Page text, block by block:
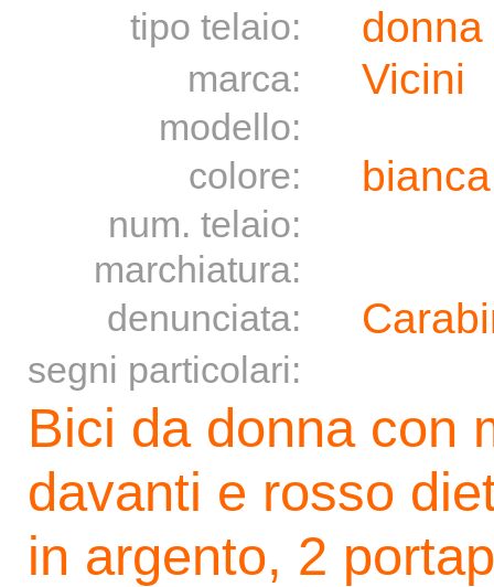
tipo telaio: donna
marca: Vicini
modello:
colore:
num. telaio:
marchiatura:
denunciata:
segni particolari:
Bici da donna con
davanti e rosso
in argento, 2